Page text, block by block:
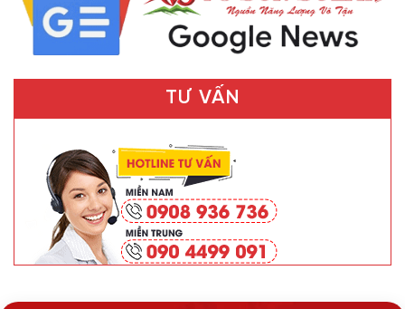
TƯ VẤN